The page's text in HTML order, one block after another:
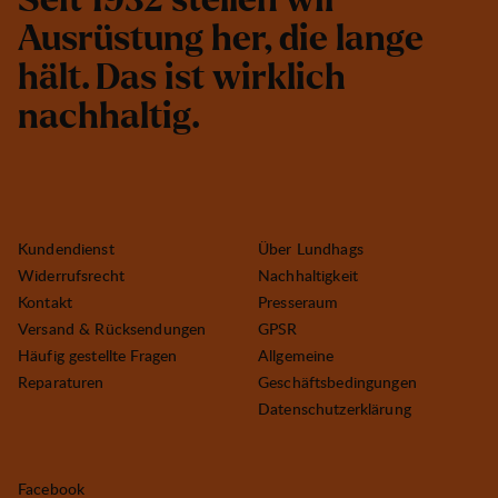
Ausrüstung her, die lange
hält. Das ist wirklich
nachhaltig.
Kundendienst
Widerrufsrecht
Kontakt
Versand & Rücksendungen
Häufig gestellte Fragen
Reparaturen
Über Lundhags
Nachhaltigkeit
Presseraum
GPSR
Allgemeine
Geschäftsbedingungen
Datenschutzerklärung
Facebook